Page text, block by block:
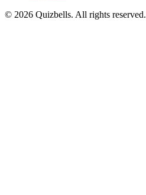
© 2026 Quizbells. All rights reserved.